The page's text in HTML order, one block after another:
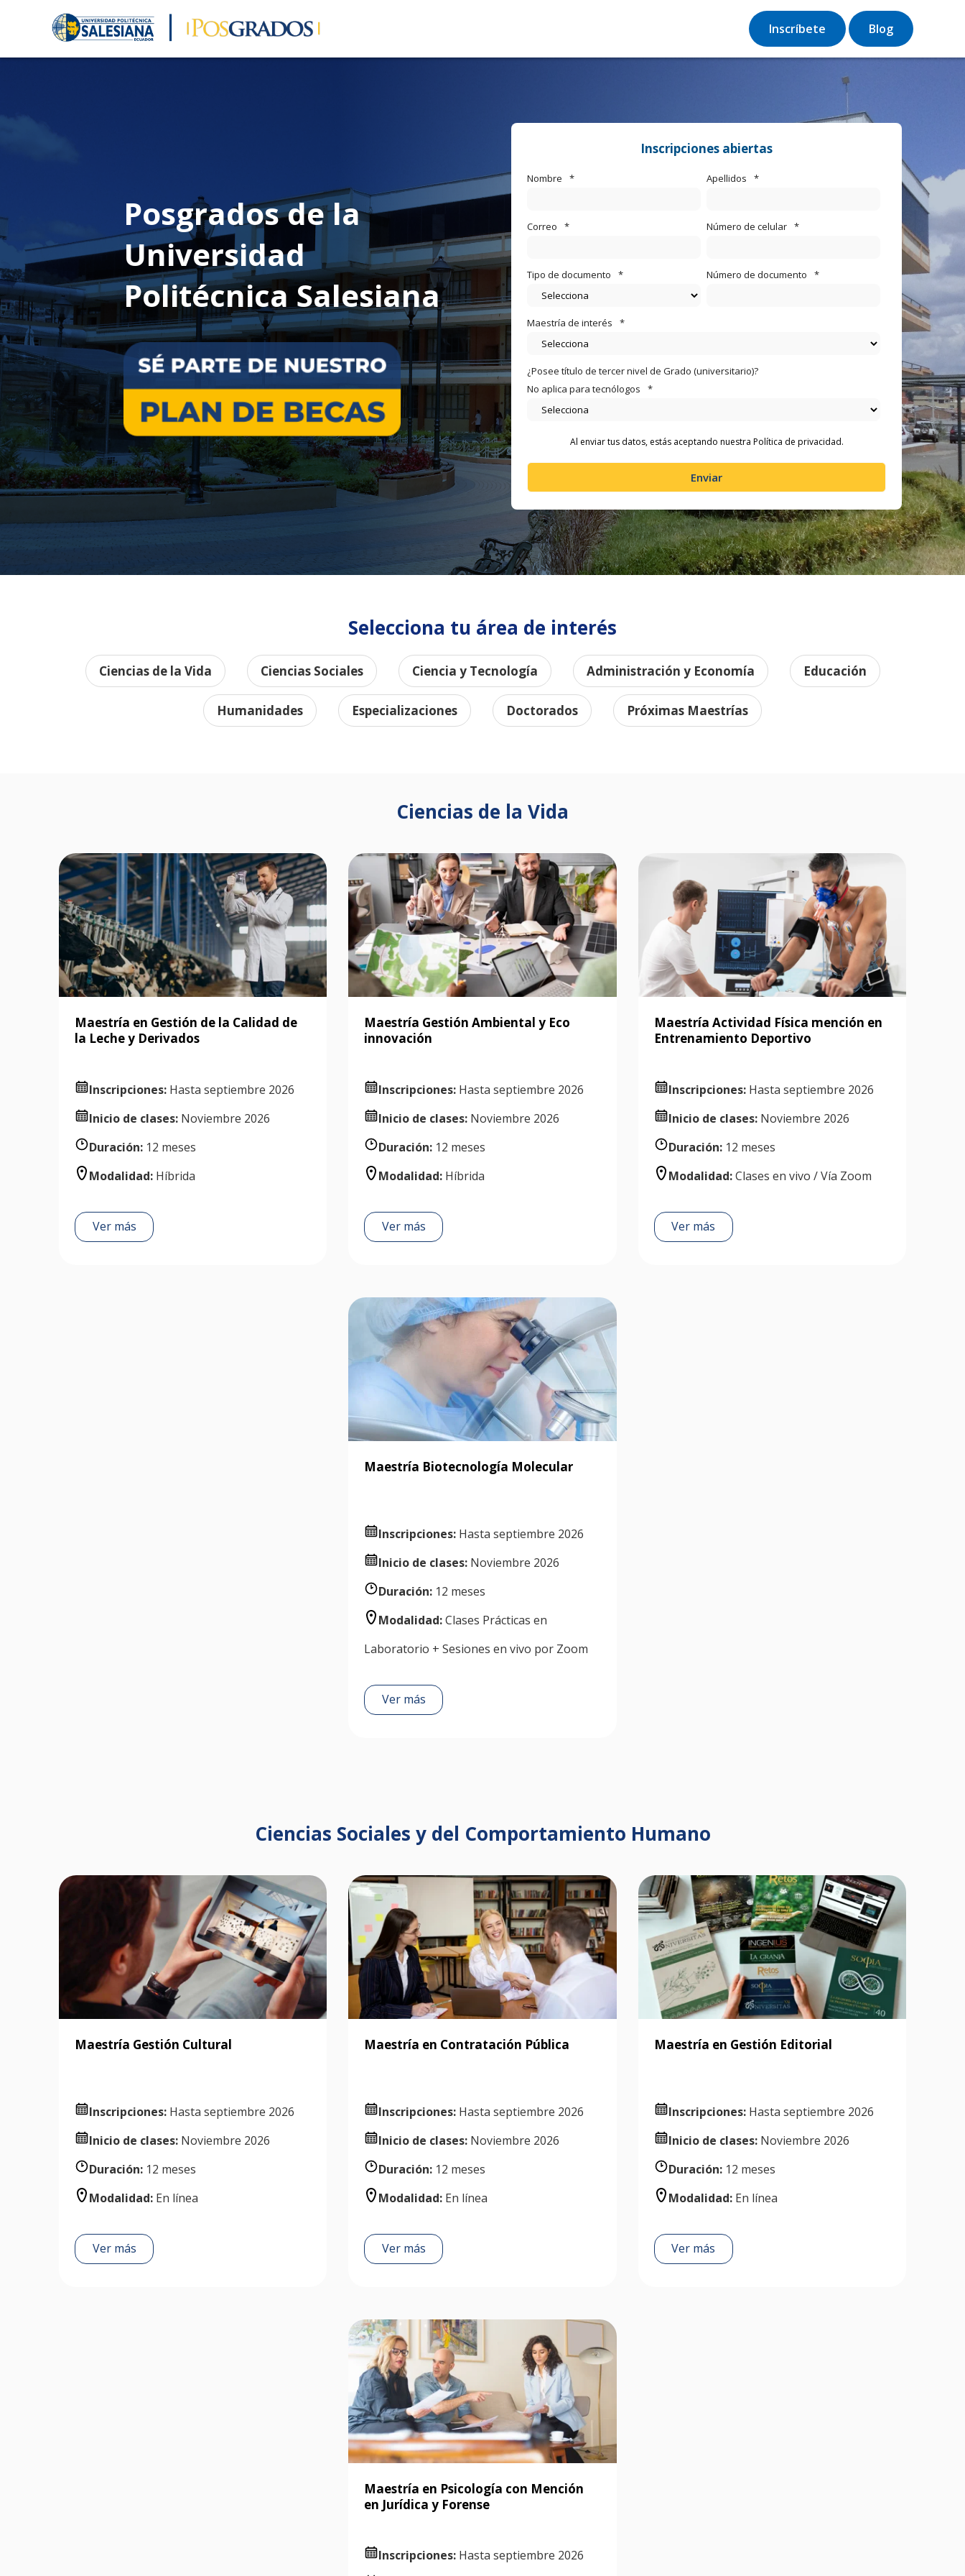
Inscríbete Blog
Posgrados de la
Universidad
Politécnica Salesiana
Inscripciones abiertas
Nombre * Apellidos *
Correo * Número de celular *
Tipo de documento * Número de documento *
Maestría de interés *
¿Posee título de tercer nivel de Grado (universitario)?
No aplica para tecnólogos
*
Al enviar tus datos, estás aceptando nuestra Política de privacidad.
Selecciona tu área de interés
Ciencias de la Vida Ciencias Sociales Ciencia y Tecnología Administración y Economía Educación
Humanidades Especializaciones Doctorados Próximas Maestrías
Ciencias de la Vida
Maestría en Gestión de la Calidad de
la Leche y Derivados
Inscripciones: Hasta septiembre 2026
Inicio de clases: Noviembre 2026
Duración: 12 meses
Modalidad: Híbrida
Ver más
Maestría Gestión Ambiental y Eco
innovación
Inscripciones: Hasta septiembre 2026
Inicio de clases: Noviembre 2026
Duración: 12 meses
Modalidad: Híbrida
Ver más
Maestría Actividad Física mención en
Entrenamiento Deportivo
Inscripciones: Hasta septiembre 2026
Inicio de clases: Noviembre 2026
Duración:12 meses
Modalidad:Clases en vivo / Vía Zoom
Ver más
Maestría Biotecnología Molecular
Inscripciones: Hasta septiembre 2026
Inicio de clases: Noviembre 2026
Duración: 12 meses
Modalidad:Clases Prácticas en
Laboratorio + Sesiones en vivo por Zoom
Ver más
Ciencias Sociales y del Comportamiento Humano
Maestría Gestión Cultural
Inscripciones: Hasta septiembre 2026
Inicio de clases: Noviembre 2026
Duración: 12 meses
Modalidad: En línea
Ver más
Maestría en Contratación Pública
Inscripciones: Hasta septiembre 2026
Inicio de clases: Noviembre 2026
Duración: 12 meses
Modalidad: En línea
Ver más
Maestría en Gestión Editorial
Inscripciones: Hasta septiembre 2026
Inicio de clases: Noviembre 2026
Duración:12 meses
Modalidad:En línea
Ver más
Maestría en Psicología con Mención
en Jurídica y Forense
Inscripciones: Hasta septiembre 2026